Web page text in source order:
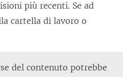
i
n
t
più recenti. Se ad
cartella di lavoro o
del contenuto potrebbe